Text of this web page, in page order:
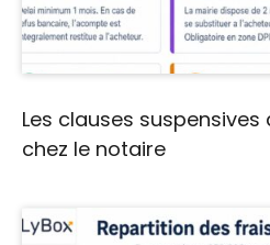
Les clauses
chez le notaire